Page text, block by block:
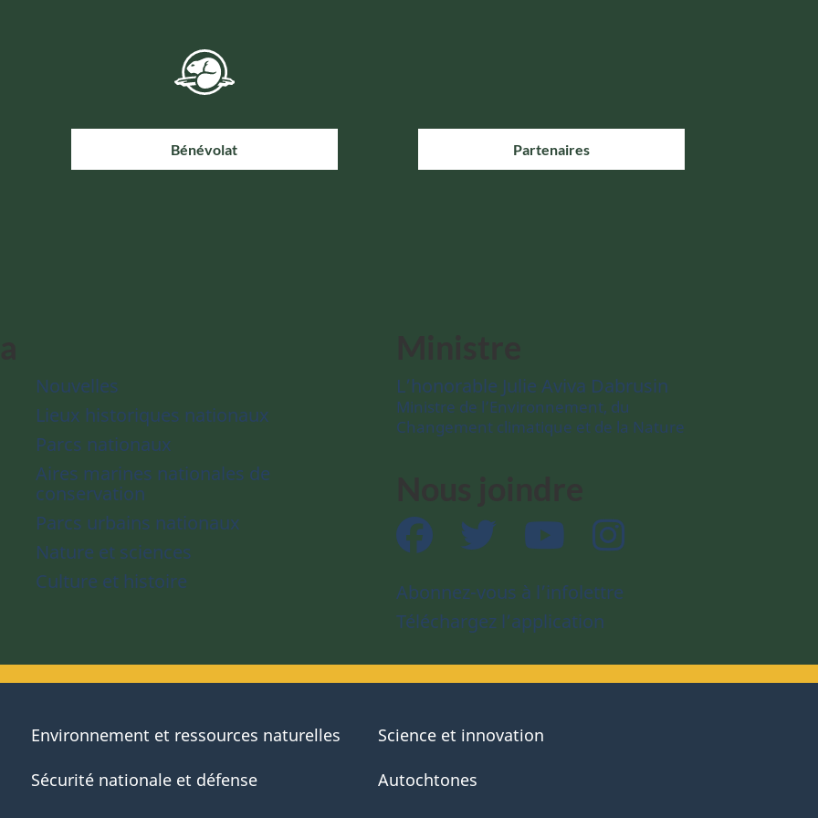
Bénévolat Partenaires
Nouvelles
Lieux historiques nationaux
Parcs nationaux
Aires marines nationales de
conservation
Parcs urbains nationaux
Nature et sciences
Culture et histoire
L’honorable Julie Aviva Dabrusin
Ministre de l’Environnement, du
Changement climatique et de la Nature
Facebook Twitter YouTube
Abonnez-vous à l’infolettre
Téléchargez l’application
Environnement et ressources naturelles
Sécurité nationale et défense
Science et innovation
Autochtones